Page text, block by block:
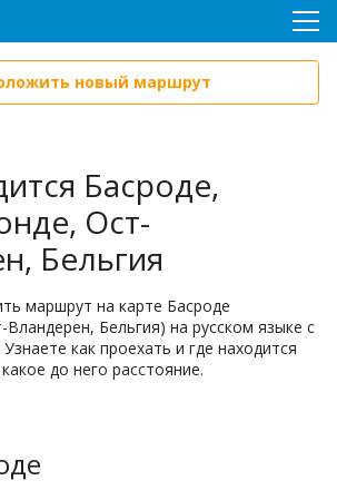
новый маршрут
Басроде,
Ост-
Бельгия
маршрут на карте Басроде
Бельгия) на русском языке с
как проехать и где находится
до него расстояние.